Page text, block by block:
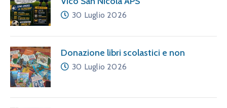
30 Luglio 2026
Donazione libri scolastici e non
30 Luglio 2026